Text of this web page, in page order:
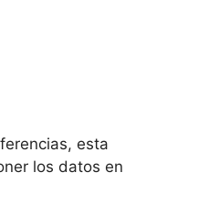
esta
los datos en